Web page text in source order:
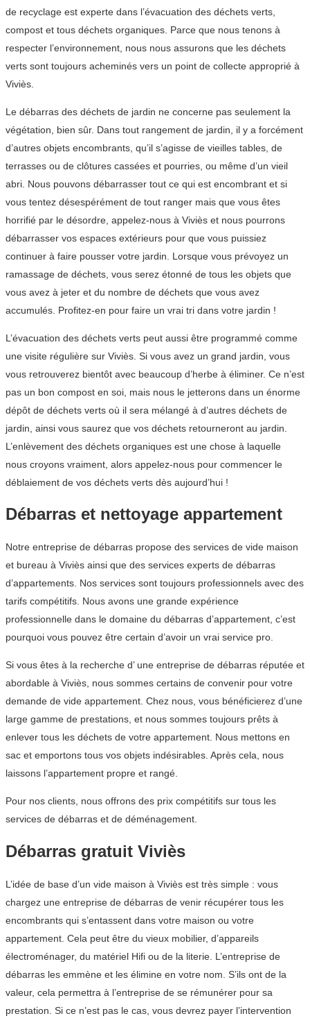
de recyclage est experte dans l’évacuation des déchets verts,
compost et tous déchets organiques. Parce que nous tenons à
respecter l’environnement, nous nous assurons que les déchets
verts sont toujours acheminés vers un point de collecte approprié à
Viviès.
Le débarras des déchets de jardin ne concerne pas seulement la
végétation, bien sûr. Dans tout rangement de jardin, il y a forcément
d’autres objets encombrants, qu’il s’agisse de vieilles tables, de
terrasses ou de clôtures cassées et pourries, ou même d’un vieil
abri. Nous pouvons débarrasser tout ce qui est encombrant et si
vous tentez désespérément de tout ranger mais que vous êtes
horrifié par le désordre, appelez-nous à Viviès et nous pourrons
débarrasser vos espaces extérieurs pour que vous puissiez
continuer à faire pousser votre jardin. Lorsque vous prévoyez un
ramassage de déchets, vous serez étonné de tous les objets que
vous avez à jeter et du nombre de déchets que vous avez
accumulés. Profitez-en pour faire un vrai tri dans votre jardin !
L’évacuation des déchets verts peut aussi être programmé comme
une visite régulière sur Viviès. Si vous avez un grand jardin, vous
vous retrouverez bientôt avec beaucoup d’herbe à éliminer. Ce n’est
pas un bon compost en soi, mais nous le jetterons dans un énorme
dépôt de déchets verts où il sera mélangé à d’autres déchets de
jardin, ainsi vous saurez que vos déchets retourneront au jardin.
L’enlèvement des déchets organiques est une chose à laquelle
nous croyons vraiment, alors appelez-nous pour commencer le
déblaiement de vos déchets verts dès aujourd’hui !
Débarras et nettoyage appartement
Notre entreprise de débarras propose des services de vide maison
et bureau à Viviès ainsi que des services experts de débarras
d’appartements. Nos services sont toujours professionnels avec des
tarifs compétitifs. Nous avons une grande expérience
professionnelle dans le domaine du débarras d’appartement, c’est
pourquoi vous pouvez être certain d’avoir un vrai service pro.
Si vous êtes à la recherche d’ une entreprise de débarras réputée et
abordable à Viviès, nous sommes certains de convenir pour votre
demande de vide appartement. Chez nous, vous bénéficierez d’une
large gamme de prestations, et nous sommes toujours prêts à
enlever tous les déchets de votre appartement. Nous mettons en
sac et emportons tous vos objets indésirables. Après cela, nous
laissons l’appartement propre et rangé.
Pour nos clients, nous offrons des prix compétitifs sur tous les
services de débarras et de déménagement.
Débarras gratuit Viviès
L’idée de base d’un vide maison à Viviès est très simple : vous
chargez une entreprise de débarras de venir récupérer tous les
encombrants qui s’entassent dans votre maison ou votre
appartement. Cela peut être du vieux mobilier, d’appareils
électroménager, du matériel Hifi ou de la literie. L’entreprise de
débarras les emmène et les élimine en votre nom. S’ils ont de la
valeur, cela permettra à l’entreprise de se rémunérer pour sa
prestation. Si ce n’est pas le cas, vous devrez payer l’intervention